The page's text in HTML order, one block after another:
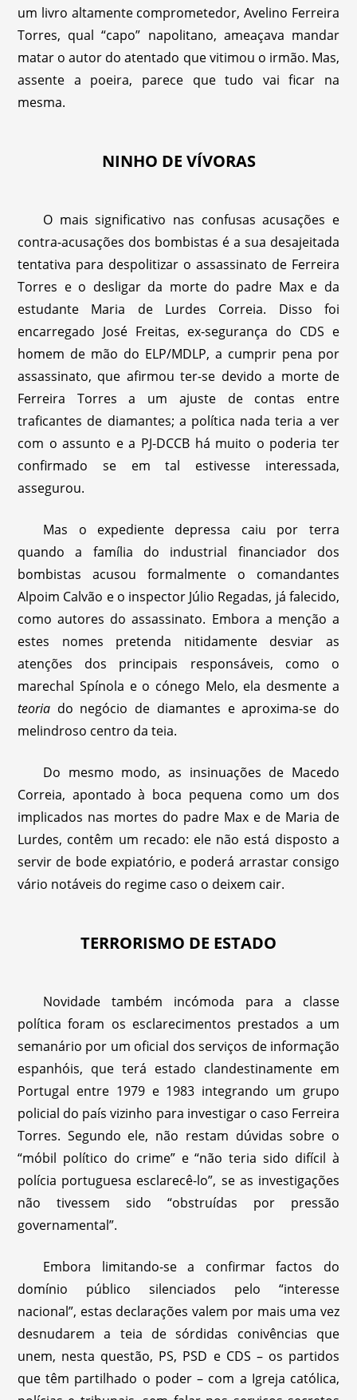
um livro altamente comprometedor, Avelino Ferreira
Torres, qual “capo” napolitano, ameaçava mandar
matar o autor do atentado que vitimou o irmão. Mas,
assente a poeira, parece que tudo vai ficar na
mesma.
NINHO DE VÍVORAS
O mais significativo nas confusas acusações e
contra-acusações dos bombistas é a sua desajeitada
tentativa para despolitizar o assassinato de Ferreira
Torres e o desligar da morte do padre Max e da
estudante Maria de Lurdes Correia. Disso foi
encarregado José Freitas, ex-segurança do CDS e
homem de mão do ELP/MDLP, a cumprir pena por
assassinato, que afirmou ter-se devido a morte de
Ferreira Torres a um ajuste de contas entre
traficantes de diamantes; a política nada teria a ver
com o assunto e a PJ-DCCB há muito o poderia ter
confirmado se em tal estivesse interessada,
assegurou.
Mas o expediente depressa caiu por terra
quando a família do industrial financiador dos
bombistas acusou formalmente o comandantes
Alpoim Calvão e o inspector Júlio Regadas, já falecido,
como autores do assassinato. Embora a menção a
estes nomes pretenda nitidamente desviar as
atenções dos principais responsáveis, como o
marechal Spínola e o cónego Melo, ela desmente a
teoria do negócio de diamantes e aproxima-se do
melindroso centro da teia.
Do mesmo modo, as insinuações de Macedo
Correia, apontado à boca pequena como um dos
implicados nas mortes do padre Max e de Maria de
Lurdes, contêm um recado: ele não está disposto a
servir de bode expiatório, e poderá arrastar consigo
vário notáveis do regime caso o deixem cair.
TERRORISMO DE ESTADO
Novidade também incómoda para a classe
política foram os esclarecimentos prestados a um
semanário por um oficial dos serviços de informação
espanhóis, que terá estado clandestinamente em
Portugal entre 1979 e 1983 integrando um grupo
policial do país vizinho para investigar o caso Ferreira
Torres. Segundo ele, não restam dúvidas sobre o
“móbil político do crime” e “não teria sido difícil à
polícia portuguesa esclarecê-lo”, se as investigações
não tivessem sido “obstruídas por pressão
governamental”.
Embora limitando-se a confirmar factos do
domínio público silenciados pelo “interesse
nacional”, estas declarações valem por mais uma vez
desnudarem a teia de sórdidas conivências que
unem, nesta questão, PS, PSD e CDS – os partidos
que têm partilhado o poder – com a Igreja católica,